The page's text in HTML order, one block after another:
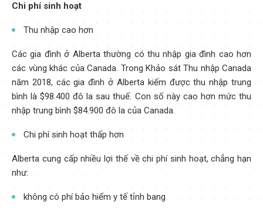
Chi phí sinh hoạt
Thu nhập cao hơn
Các gia đình ở Alberta thường có thu nhập gia đình cao hơn
các vùng khác của Canada. Trong Khảo sát Thu nhập Canada
năm 2018, các gia đình ở Alberta kiếm được thu nhập trung
bình là $98.400 đô la sau thuế. Con số này cao hơn mức thu
nhập trung bình $84.900 đô la của Canada.
Chi phí sinh hoạt thấp hơn
Alberta cung cấp nhiều lợi thế về chi phí sinh hoạt, chẳng hạn
như:
không có phí bảo hiểm y tế tỉnh bang